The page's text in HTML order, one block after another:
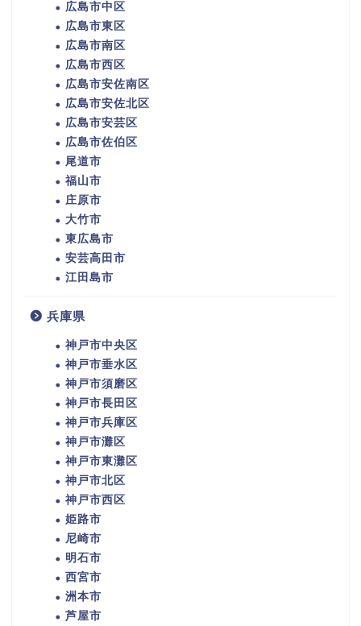
広島市中区
広島市東区
広島市南区
広島市西区
広島市安佐南区
広島市安佐北区
広島市安芸区
広島市佐伯区
尾道市
福山市
庄原市
大竹市
東広島市
安芸高田市
江田島市
兵庫県
神戸市中央区
神戸市垂水区
神戸市須磨区
神戸市長田区
神戸市兵庫区
神戸市灘区
神戸市東灘区
神戸市北区
神戸市西区
姫路市
尼崎市
明石市
西宮市
洲本市
芦屋市